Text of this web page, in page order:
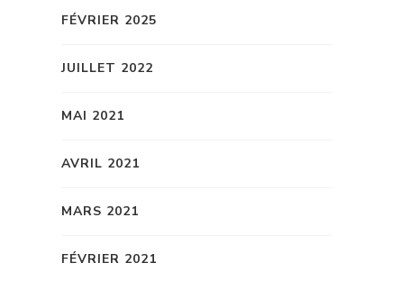
FÉVRIER 2025
JUILLET 2022
MAI 2021
AVRIL 2021
MARS 2021
FÉVRIER 2021